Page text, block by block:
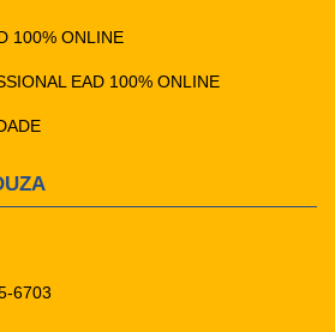
100% ONLINE
EAD 100% ONLINE
6703